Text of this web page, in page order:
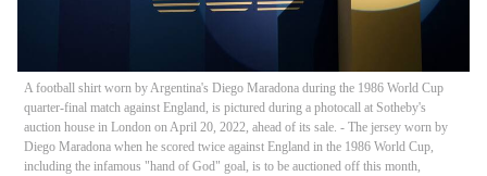
A football shirt worn by Argentina's Diego Maradona during the 1986 World Cup
quarter-final match against England, is pictured during a photocall at Sotheby's
auction house in London on April 20, 2022, ahead of its sale. - The jersey worn by
Diego Maradona when he scored twice against England in the 1986 World Cup,
including the infamous "hand of God" goal, is to be auctioned off this month,